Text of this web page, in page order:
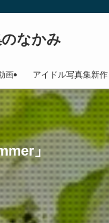
なかみ
画 アイドル写真集新作
」